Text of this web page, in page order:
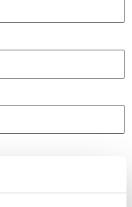
y web en este
comente.